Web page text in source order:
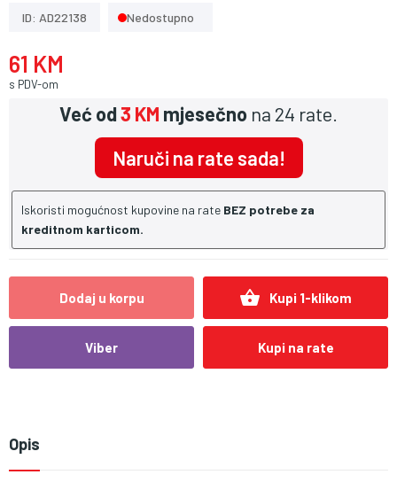
ID: AD22138 Nedostupno
61 KM
s PDV-om
Već od3 KM mjesečno na 24 rate.
Naruči na rate sada!
Iskoristi mogućnost kupovine na rate BEZ potrebe za
kreditnom karticom.
Dodaj u korpu shopping_basket Kupi 1-klikom
Viber Kupi na rate
Opis